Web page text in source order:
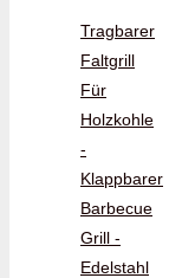
Tragbarer
Faltgrill
Für
Holzkohle
-
Klappbarer
Barbecue
Grill -
Edelstahl